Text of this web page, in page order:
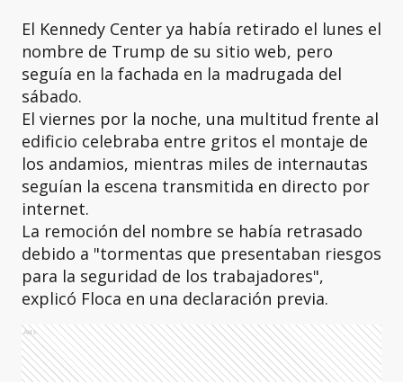
El Kennedy Center ya había retirado el lunes el
nombre de Trump de su sitio web, pero
seguía en la fachada en la madrugada del
sábado.
El viernes por la noche, una multitud frente al
edificio celebraba entre gritos el montaje de
los andamios, mientras miles de internautas
seguían la escena transmitida en directo por
internet.
La remoción del nombre se había retrasado
debido a "tormentas que presentaban riesgos
para la seguridad de los trabajadores",
explicó Floca en una declaración previa.
Ads